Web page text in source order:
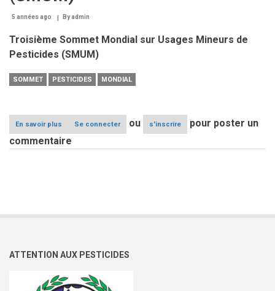
5 années ago Byadmin
Troisième Sommet Mondial sur Usages Mineurs de
Pesticides (SMUM)
SOMMET PESTICIDES MONDIAL
En savoir plus
3e
Sommet
Se connecter ou s'inscrire
pour poster un
commentaire
ATTENTION AUX PESTICIDES